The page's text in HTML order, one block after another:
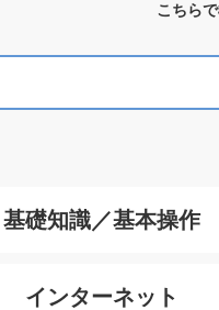
こちら
基礎知識／基本操作
インターネット